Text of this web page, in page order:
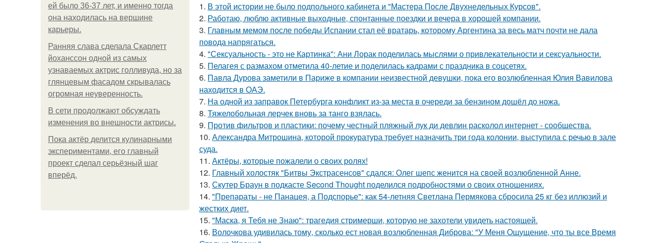
ей было 36-37 лет, и именно тогда
она находилась на вершине
карьеры.
Ранняя слава сделала Скарлетт
йоханссон одной из самых
узнаваемых актрис голливуда, но за
глянцевым фасадом скрывалась
огромная неуверенность.
В сети продолжают обсуждать
изменения во внешности актрисы.
Пока актёр делится кулинарными
экспериментами, его главный
проект сделал серьёзный шаг
вперёд.
1. В этой истории не было подпольного кабинета и "Мастера После Двухнедельных Курсов".
2. Работаю, люблю активные выходные, спонтанные поездки и вечера в хорошей компании.
3. Главным мемом после победы Испании стал её вратарь, которому Аргентина за весь матч почти не дала
повода напрягаться.
4. "Сексуальность - это не Картинка": Ани Лорак поделилась мыслями о привлекательности и сексуальности.
5. Пелагея с размахом отметила 40-летие и поделилась кадрами с праздника в соцсетях.
6. Павла Дурова заметили в Париже в компании неизвестной девушки, пока его возлюбленная Юлия Вавилова
находится в ОАЭ.
7. На одной из заправок Петербурга конфликт из-за места в очереди за бензином дошёл до ножа.
8. Тяжелобольная лерчек вновь за танго взялась.
9. Против фильтров и пластики: почему честный пляжный лук ди девлин расколол интернет - сообщества.
10. Александра Митрошина, которой прокуратура требует назначить три года колонии, выступила с речью в зале
суда.
11. Актёры, которые пожалели о своих ролях!
12. Главный холостяк "Битвы Экстрасенсов" сдался: Олег шепс женится на своей возлюбленной Анне.
13. Скутер Браун в подкасте Second Thought поделился подробностями о своих отношениях.
14. "Препараты - не Панацея, а Подспорье": как 54-летняя Светлана Пермякова сбросила 25 кг без иллюзий и
жестких диет.
15. "Маска, я Тебя не Знаю": трагедия стримерши, которую не захотели увидеть настоящей.
16. Волочкова удивилась тому, сколько ест новая возлюбленная Диброва: "У Меня Ощущение, что ты все Время